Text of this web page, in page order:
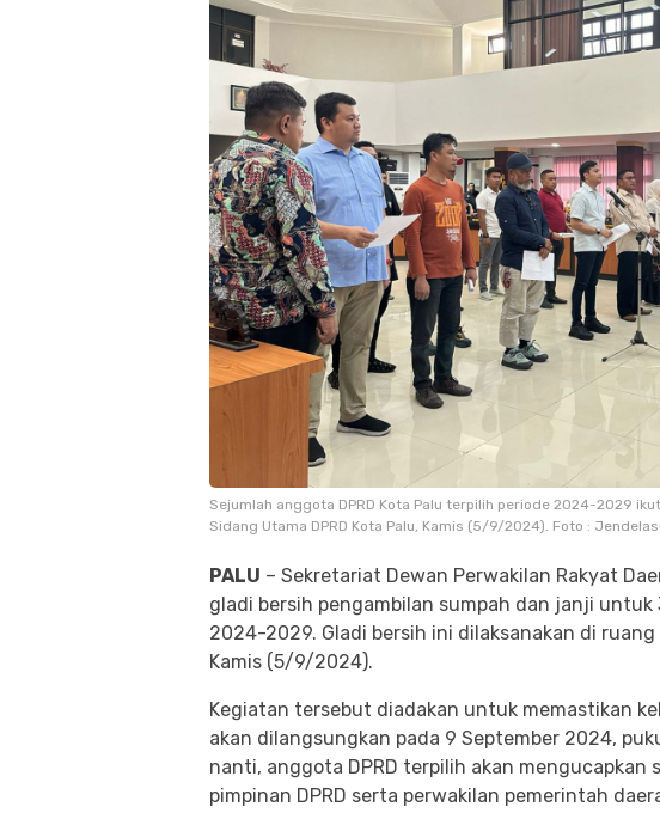
Sejumlah anggota DPRD Kota Palu terpilih periode 2024-2029
Sidang Utama DPRD Kota Palu, Kamis (5/9/2024). Foto :
PALU – Sekretariat Dewan Perwakilan Rakyat
gladi bersih pengambilan sumpah dan janji untuk
2024-2029. Gladi bersih ini dilaksanakan di ruang
Kamis (5/9/2024).
Kegiatan tersebut diadakan untuk memastikan
akan dilangsungkan pada 9 September 2024,
nanti, anggota DPRD terpilih akan mengucapkan
pimpinan DPRD serta perwakilan pemerintah